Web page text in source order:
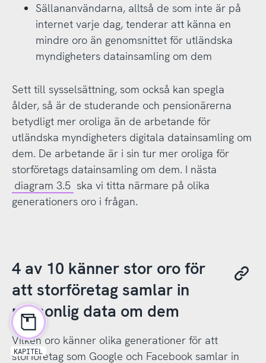
Sällananvändarna, alltså de som inte är på
internet varje dag, tenderar att känna en
mindre oro än genomsnittet för utländska
myndigheters datainsamling om dem
Sett till sysselsättning, som också kan spegla
ålder, så är de studerande och pensionärerna
betydligt mer oroliga än de arbetande för
utländska myndigheters digitala datainsamling om
dem. De arbetande är i sin tur mer oroliga för
storföretags datainsamling om dem. I nästa
diagram 3.5 ska vi titta närmare på olika
generationers oro i frågan.
4 av 10 känner stor oro för
att storföretag samlar in
personlig data om dem
Vilken oro känner olika generationer för att
storföretag som Google och Facebook samlar in
KAPITEL